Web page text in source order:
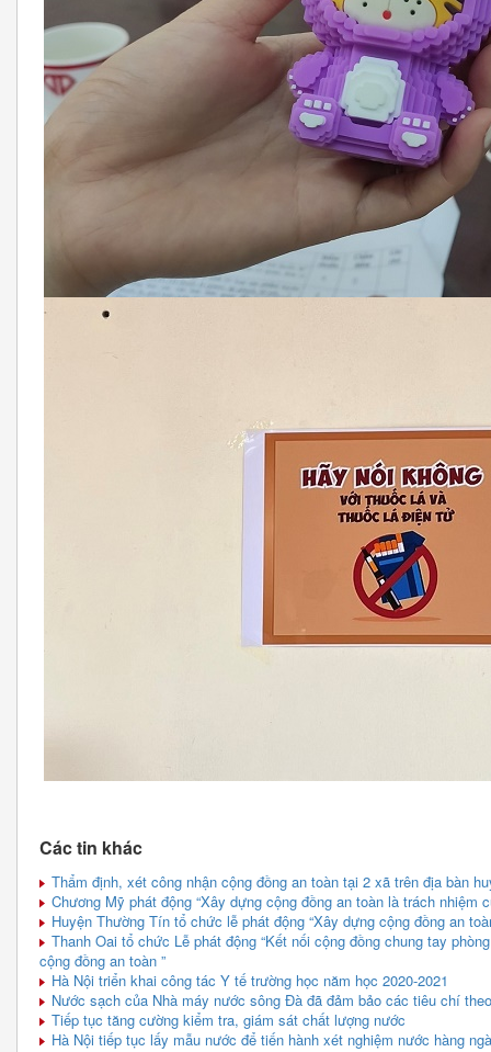
Các tin khác
Thẩm định, xét công nhận cộng đồng an toàn tại 2 xã trên địa bàn
Chương Mỹ phát động “Xây dựng cộng đồng an toàn là trách nhiệm
Huyện Thường Tín tổ chức lễ phát động “Xây dựng cộng đồng an
Thanh Oai tổ chức Lễ phát động “Kết nối cộng đồng chung tay
cộng đồng an toàn ”
Hà Nội triển khai công tác Y tế trường học năm học 2020-2021
Nước sạch của Nhà máy nước sông Đà đã đảm bảo các tiêu chí
Tiếp tục tăng cường kiểm tra, giám sát chất lượng nước
Hà Nội tiếp tục lấy mẫu nước để tiến hành xét nghiệm nước hàng